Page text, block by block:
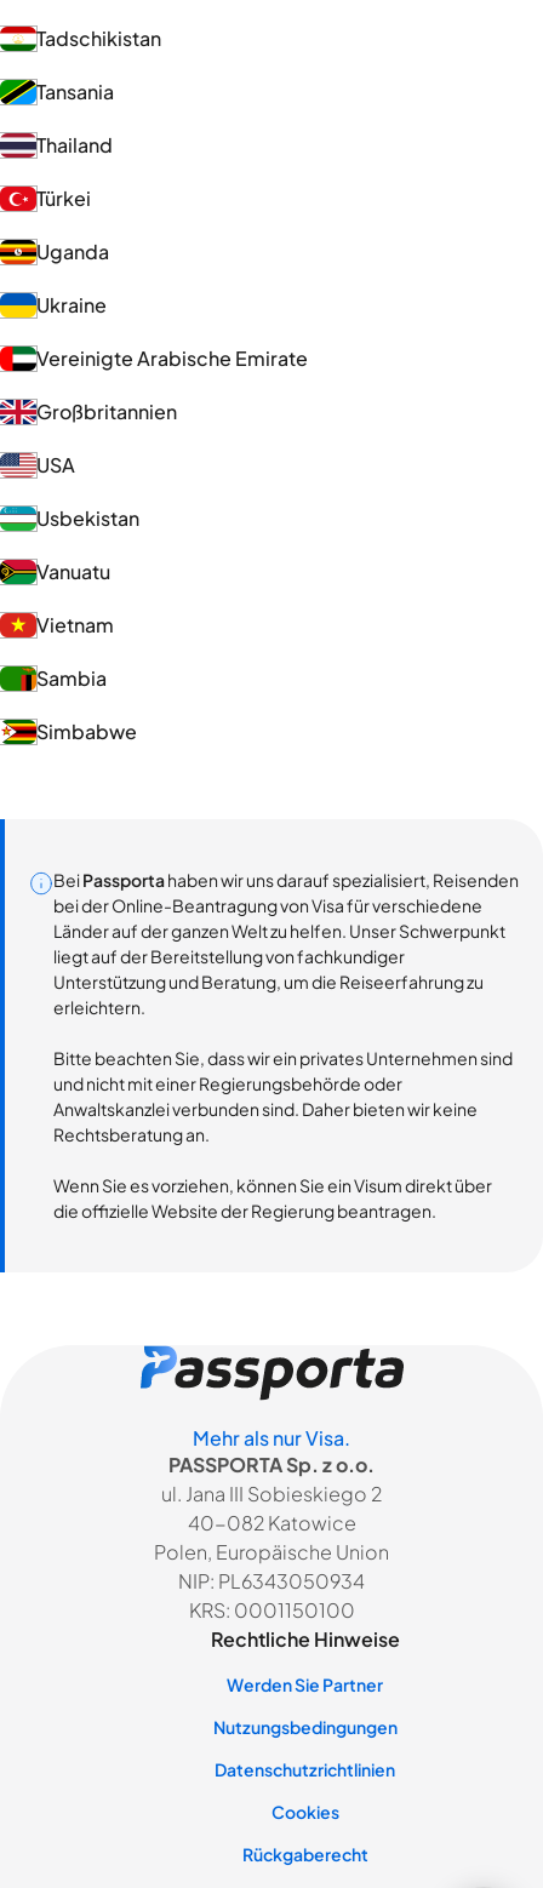
Tadschikistan
Tansania
Thailand
Türkei
Uganda
Ukraine
Vereinigte Arabische Emirate
Großbritannien
USA
Usbekistan
Vanuatu
Vietnam
Sambia
Simbabwe
BeiPassportahaben wir uns darauf spezialisiert, Reisenden
bei der Online-Beantragung von Visa für verschiedene
Länder auf der ganzen Welt zu helfen. Unser Schwerpunkt
liegt auf der Bereitstellung von fachkundiger
Unterstützung und Beratung, um die Reiseerfahrung zu
erleichtern.
Bitte beachten Sie, dass wir ein privates Unternehmen sind
und nicht mit einer Regierungsbehörde oder
Anwaltskanzlei verbunden sind. Daher bieten wir keine
Rechtsberatung an.
Wenn Sie es vorziehen, können Sie ein Visum direkt über
die offizielle Website der Regierung beantragen.
Mehr als nur Visa.
PASSPORTA Sp. z o.o.
ul. Jana III Sobieskiego 2
40-082 Katowice
Polen, Europäische Union
NIP: PL6343050934
KRS: 0001150100
Rechtliche Hinweise
Werden Sie Partner
Nutzungsbedingungen
Datenschutzrichtlinien
Cookies
Rückgaberecht